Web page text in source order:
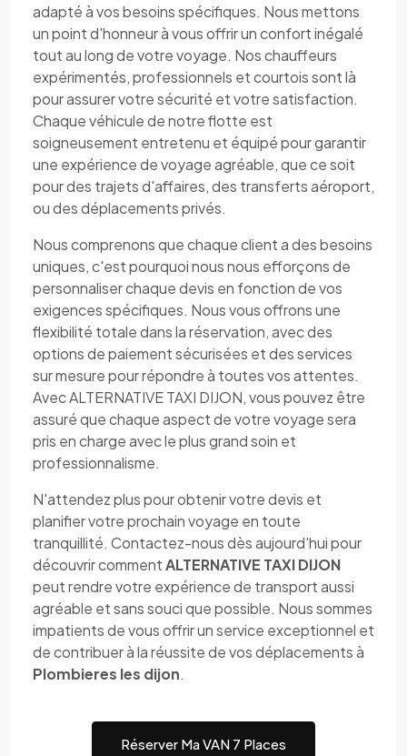
adapté à vos besoins spécifiques. Nous mettons
un point d'honneur à vous offrir un confort inégalé
tout au long de votre voyage. Nos chauffeurs
expérimentés, professionnels et courtois sont là
pour assurer votre sécurité et votre satisfaction.
Chaque véhicule de notre flotte est
soigneusement entretenu et équipé pour garantir
une expérience de voyage agréable, que ce soit
pour des trajets d'affaires, des transferts aéroport,
ou des déplacements privés.
Nous comprenons que chaque client a des besoins
uniques, c'est pourquoi nous nous efforçons de
personnaliser chaque devis en fonction de vos
exigences spécifiques. Nous vous offrons une
flexibilité totale dans la réservation, avec des
options de paiement sécurisées et des services
sur mesure pour répondre à toutes vos attentes.
Avec ALTERNATIVE TAXI DIJON, vous pouvez être
assuré que chaque aspect de votre voyage sera
pris en charge avec le plus grand soin et
professionnalisme.
N'attendez plus pour obtenir votre devis et
planifier votre prochain voyage en toute
tranquillité. Contactez-nous dès aujourd'hui pour
découvrir commentALTERNATIVE TAXI DIJON
peut rendre votre expérience de transport aussi
agréable et sans souci que possible. Nous sommes
impatients de vous offrir un service exceptionnel et
de contribuer à la réussite de vos déplacements à
Plombieres les dijon.
Réserver Ma VAN 7 Places